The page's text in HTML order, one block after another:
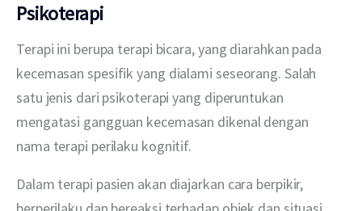
Psikoterapi
Terapi ini berupa terapi bicara, yang diarahkan pada
kecemasan spesifik yang dialami seseorang. Salah
satu jenis dari psikoterapi yang diperuntukan
mengatasi gangguan kecemasan dikenal dengan
nama terapi perilaku kognitif.
Dalam terapi pasien akan diajarkan cara berpikir,